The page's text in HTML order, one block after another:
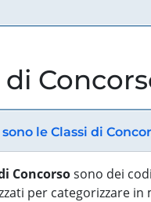
di
le Classi di
Concorsosono dei
per categorizzare in